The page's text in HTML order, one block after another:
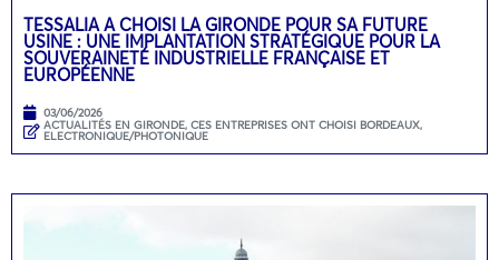
TESSALIA A CHOISI LA GIRONDE POUR SA FUTURE
USINE : UNE IMPLANTATION STRATÉGIQUE POUR LA
SOUVERAINETÉ INDUSTRIELLE FRANÇAISE ET
EUROPÉENNE
03/06/2026
ACTUALITÉS EN GIRONDE, CES ENTREPRISES ONT CHOISI BORDEAUX,
ELECTRONIQUE/PHOTONIQUE